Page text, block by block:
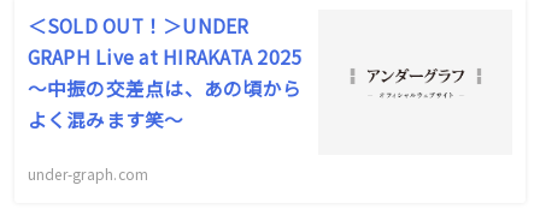
＜SOLD OUT！＞UNDER
GRAPH Live at HIRAKATA 2025
～中振の交差点は、あの頃から
よく混みます笑～
under-graph.com